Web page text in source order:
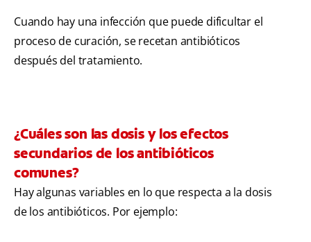
Cuando hay una infección que puede dificultar el
proceso de curación, se recetan antibióticos
después del tratamiento.
¿Cuáles son las dosis y los efectos
secundarios de los antibióticos
comunes?
Hay algunas variables en lo que respecta a la dosis
de los antibióticos. Por ejemplo: